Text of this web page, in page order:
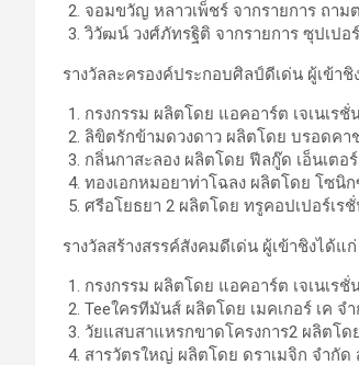
จอมขวัญ หลาวเพ็ชร์ จากรายการ ถา
วิวัฒน์ วงศ์ภัทรฐิติ จากรายการ ซุปเป
รางวัลละครองค์ประกอบศิลป์ดีเด่น ผู้เข้าชิ
กรงกรรม ผลิตโดย แอคอาร์ต เจเนเร
ลิขิตรักข้ามดวงดาว ผลิตโดย บรอดคา
กลิ่นกาสะลอง ผลิตโดย ฟีลกู๊ด เอ็นเต
ทองเอกหมอยาท่าโฉลง ผลิตโดย โซนิ
ศรีอโยธยา 2 ผลิตโดย ทรูคอปเปอร์เ
รางวัลสร้างสรรค์สังคมดีเด่น ผู้เข้าชิงได้แก่
กรงกรรม ผลิตโดย แอคอาร์ต เจเนเร
Teeใครทีมันส์ ผลิตโดย เมคเกอร์ เค
วัยแสบสาแหรกขาดโครงการ2 ผลิตโ
สารวัตรใหญ่ ผลิตโดย ดราเมจิก จำกัด